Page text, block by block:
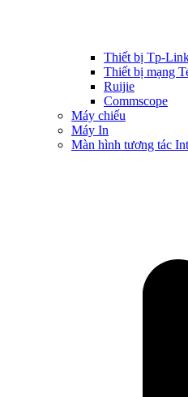
Thiết bị Tp-
Thiết bị mạng
Ruijie
Commscope
Máy chiếu
Máy In
Màn hình tương tác